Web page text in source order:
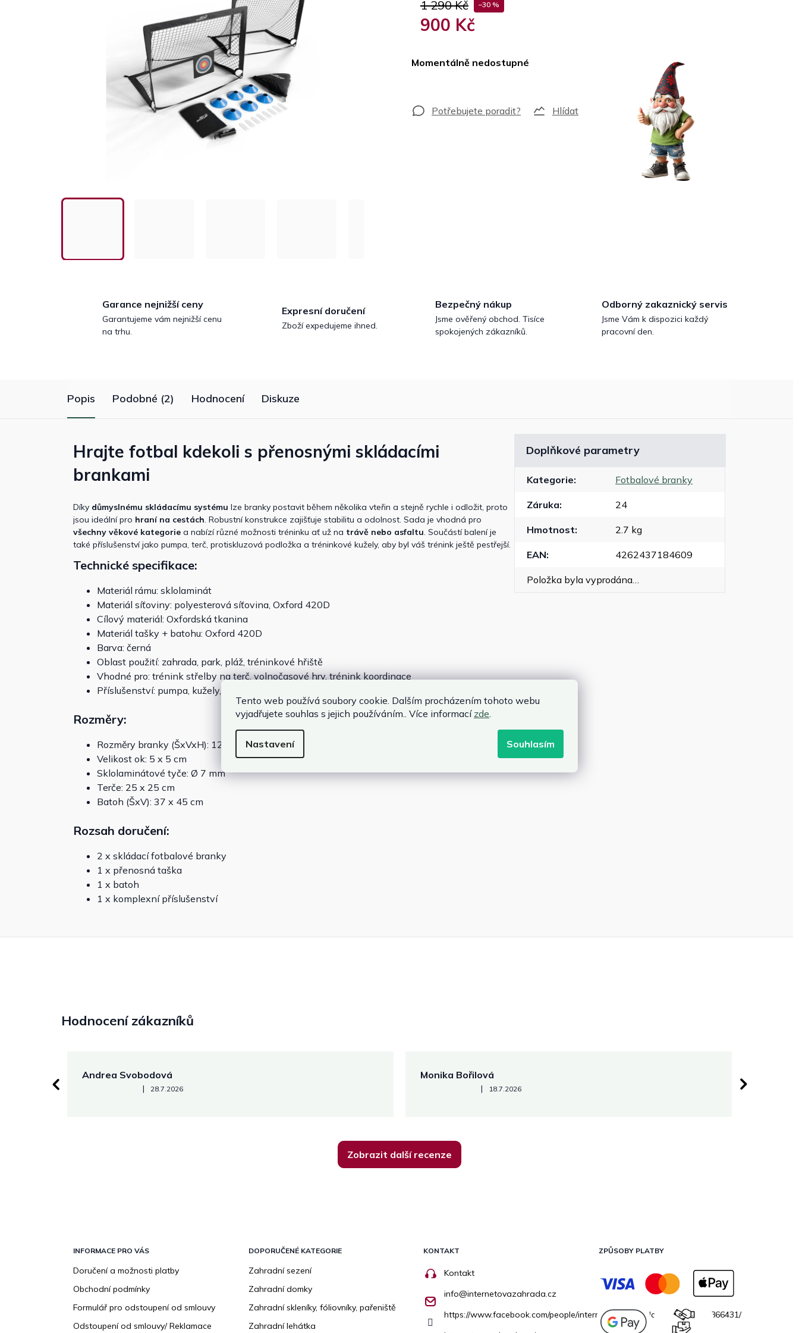
Tento web používá soubory cookie. Dalším procházením tohoto webu
vyjadřujete souhlas s jejich používáním.. Více informací zde.
Nastavení Souhlasím
1 290 Kč –30 %
900 Kč
Momentálně nedostupné
Hlídat
Garance nejnižší ceny
Garantujeme vám nejnižší cenu
na trhu.
Expresní doručení
Zboží expedujeme ihned.
Bezpečný nákup
Jsme ověřený obchod. Tisíce
spokojených zákazníků.
Odborný zakaznický servis
Jsme Vám k dispozici každý
pracovní den.
Popis Podobné (2) Hodnocení Diskuze
Hrajte fotbal kdekoli s přenosnými skládacími
brankami
Díky důmyslnému skládacímu systému lze branky postavit během několika vteřin a stejně rychle i odložit, proto
jsou ideální pro hraní na cestách. Robustní konstrukce zajišťuje stabilitu a odolnost. Sada je vhodná pro
všechny věkové kategorie a nabízí různé možnosti tréninku ať už na trávě nebo asfaltu. Součástí balení je
také příslušenství jako pumpa, terč, protiskluzová podložka a tréninkové kužely, aby byl váš trénink ještě pestřejší.
Technické specifikace:
Materiál rámu: sklolaminát
Materiál síťoviny: polyesterová síťovina, Oxford 420D
Cílový materiál: Oxfordská tkanina
Materiál tašky + batohu: Oxford 420D
Barva: černá
Oblast použití: zahrada, park, pláž, tréninkové hřiště
Vhodné pro: trénink střelby na terč, volnočasové hry, trénink koordinace
Příslušenství: pumpa, kužely, terče, kolíky, protiskluzová podložka
Rozměry:
Rozměry branky (ŠxVxH): 120 x 90 x 90 cm
Velikost ok: 5 x 5 cm
Sklolaminátové tyče: Ø 7 mm
Terče: 25 x 25 cm
Batoh (ŠxV): 37 x 45 cm
Rozsah doručení:
2 x skládací fotbalové branky
1 x přenosná taška
1 x batoh
1 x komplexní příslušenství
Doplňkové parametry
Kategorie: Fotbalové branky
Záruka: 24
Hmotnost: 2.7 kg
EAN: 4262437184609
Položka byla vyprodána…
Hodnocení zákazníků
Andrea Svobodová
Hodnocení obchodu je 5 z 5 hvězdiček.
| 28.7.2026
Monika Bořilová
Hodnocení obchodu je 5 z 5 hvězdiček.
| 18.7.2026
Zobrazit další recenze
INFORMACE PRO VÁS
Doručení a možnosti platby
Obchodní podmínky
Formulář pro odstoupení od smlouvy
Odstoupení od smlouvy/ Reklamace
DOPORUČENÉ KATEGORIE
Zahradní sezení
Zahradní domky
Zahradní skleníky, fóliovníky, pařeniště
Zahradní lehátka
KONTAKT
Kontakt
info@internetovazahrada.cz
https://www.facebook.com/people/internetovazahradacz/100069706866431/
ZPŮSOBY PLATBY